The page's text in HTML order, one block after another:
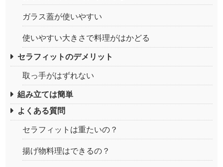
ガラス蓋が使いやすい
使いやすい大きさで料理がはかどる
セラフィットのデメリット
取っ手がはずれない
組み立ては簡単
よくある質問
セラフィットは重たいの？
揚げ物料理はできるの？